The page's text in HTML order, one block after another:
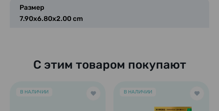
Размер
7.90x6.80x2.00 cm
С этим товаром покупают
В НАЛИЧИИ В НАЛИЧИИ